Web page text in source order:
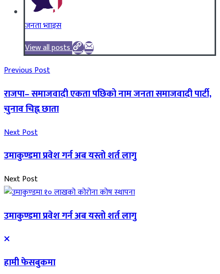
जनता भ्वाइस
View all posts
Previous Post
राजपा– समाजवादी एकता पछिको नाम जनता समाजवादी पार्टी,
चुनाव चिह्न छाता
Next Post
उमाकुण्डमा प्रवेश गर्न अब यस्तो शर्त लागु
Next Post
उमाकुण्डमा प्रवेश गर्न अब यस्तो शर्त लागु
हामी फेसबुकमा